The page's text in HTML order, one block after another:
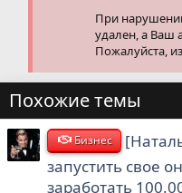
При
удален, а Ваш
Пожалуйста,
Похожие темы
Бизнес
запустить свое
заработать